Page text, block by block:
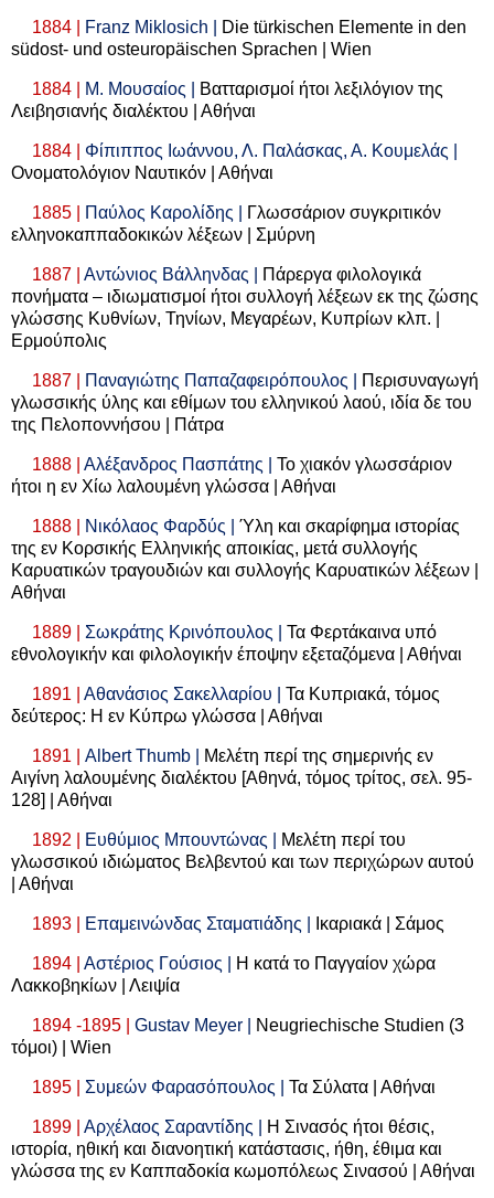
1884 | Franz Miklosich |
Die türkischen Elemente in den
südost- und osteuropäischen Sprachen | Wien
1884 | Μ. Μουσαίος |
Βατταρισμοί ήτοι λεξιλόγιον της
Λειβησιανής διαλέκτου | Αθήναι
1884 | Φίπιππος Ιωάννου, Λ. Παλάσκας, Α. Κουμελάς |
Ονοματολόγιον Ναυτικόν | Αθήναι
1885 | Παύλος Καρολίδης |
Γλωσσάριον συγκριτικόν
ελληνοκαππαδοκικών λέξεων | Σμύρνη
1887 | Αντώνιος Βάλληνδας |
Πάρεργα φιλολογικά
πονήματα – ιδιωματισμοί ήτοι συλλογή λέξεων εκ της ζώσης
γλώσσης Κυθνίων, Τηνίων, Μεγαρέων, Κυπρίων κλπ. |
Ερμούπολις
1887 | Παναγιώτης Παπαζαφειρόπουλος |
Περισυναγωγή
γλωσσικής ύλης και εθίμων του ελληνικού λαού, ιδία δε του
της Πελοποννήσου | Πάτρα
1888 | Αλέξανδρος Πασπάτης | Το χιακόν γλωσσάριον
ήτοι η εν Χίω λαλουμένη γλώσσα | Αθήναι
1888 | Νικόλαος Φαρδύς | Ύλη και σκαρίφημα ιστορίας
της εν Κορσικής Ελληνικής αποικίας, μετά συλλογής
Καρυατικών τραγουδιών και συλλογής Καρυατικών λέξεων |
Αθήναι
1889 | Σωκράτης Κρινόπουλος | Τα Φερτάκαινα υπό
εθνολογικήν και φιλολογικήν έποψην εξεταζόμενα | Αθήναι
1891 | Αθανάσιος Σακελλαρίου | Τα Κυπριακά, τόμος
δεύτερος: Η εν Κύπρω γλώσσα | Αθήναι
1891 | Albert Thumb|
Μελέτη περί της σημερινής εν
Αιγίνη λαλουμένης διαλέκτου [Αθηνά, τόμος τρίτος, σελ. 95-
128] | Αθήναι
1892 | Ευθύμιος Μπουντώνας |
Μελέτη περί του
γλωσσικού ιδιώματος Βελβεντού και των περιχώρων αυτού
| Αθήναι
1893 | Επαμεινώνδας Σταματιάδης | Ικαριακά | Σάμος
1894 | Αστέριος Γούσιος |
Η κατά το Παγγαίον χώρα
Λακκοβηκίων | Λειψία
1894 -1895 | Gustav Meyer |
Neugriechische Studien (3
τόμοι) | Wien
1895 | Συμεών Φαρασόπουλος | Τα Σύλατα | Αθήναι
1899 | Αρχέλαος Σαραντίδης |
Η Σινασός ήτοι θέσις,
ιστορία, ηθική και διανοητική κατάστασις, ήθη, έθιμα και
γλώσσα της εν Καππαδοκία κωμοπόλεως Σινασού | Αθήναι